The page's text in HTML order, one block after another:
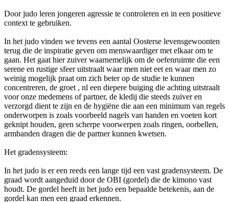
Door judo leren jongeren agressie te controleren en in een positieve
context te gebruiken.
In het judo vinden we tevens een aantal Oosterse levensgewoonten
terug die de inspiratie geven om menswaardiger met elkaar om te
gaan. Het gaat hier zuiver waarnemelijk om de oefenruimte die een
serene en rustige sfeer uitstraalt waar men niet eet en waar men zo
weinig mogelijk praat om zich beter op de studie te kunnen
concentreren, de groet , nl een diepere buiging die achting uitstraalt
voor onze medemens of partner, de kledij die steeds zuiver en
verzorgd dient te zijn en de hygiëne die aan een minimum van regels
onderworpen is zoals voorbeeld nagels van handen en voeten kort
geknipt houden, geen scherpe voorwerpen zoals ringen, oorbellen,
armbanden dragen die de partner kunnen kwetsen.
Het gradensysteem:
In het judo is er een reeds een lange tijd een vast gradensysteem. De
graad wordt aangeduid door de OBI (gordel) die de kimono vast
houdt. De gordel heeft in het judo een bepaalde betekenis, aan de
gordel kan men een graad erkennen.